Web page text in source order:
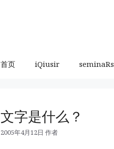
首页 iQiusir seminaRs
文字是什么？
2005年4月12日 作者